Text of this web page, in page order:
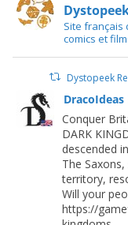
Site français
comics et
Dystopeek
DracoIdeas
Conquer
DARK
descended
The
territory,
Will your
https://